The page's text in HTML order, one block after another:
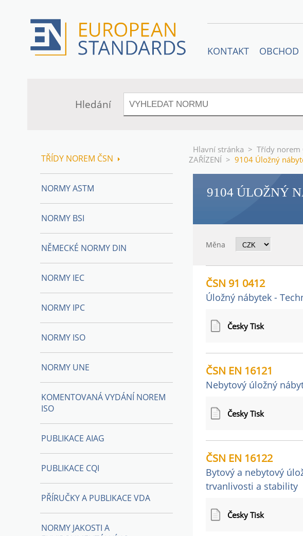
KONTAKT OBCHOD
Hledání
Hlavní stránka > Třídy norem
ZAŘÍZENÍ > 9104 Úložný
9104 ÚLOŽNÝ
Měna
ČSN 91 0412
Úložný nábytek -
Česky Tisk
ČSN EN 16121
Nebytový úložný
Česky Tisk
ČSN EN 16122
Bytový a nebytový
trvanlivosti a stability
Česky Tisk
TŘÍDY NOREM ČSN
NORMY ASTM
NORMY BSI
NĚMECKÉ NORMY DIN
NORMY IEC
NORMY IPC
NORMY ISO
NORMY UNE
KOMENTOVANÁ VYDÁNÍ NOREM
ISO
PUBLIKACE AIAG
PUBLIKACE CQI
PŘÍRUČKY A PUBLIKACE VDA
NORMY JAKOSTI A